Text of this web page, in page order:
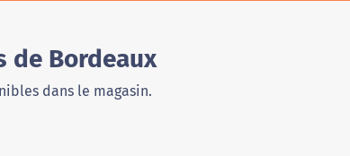
de Bordeaux
dans le magasin.